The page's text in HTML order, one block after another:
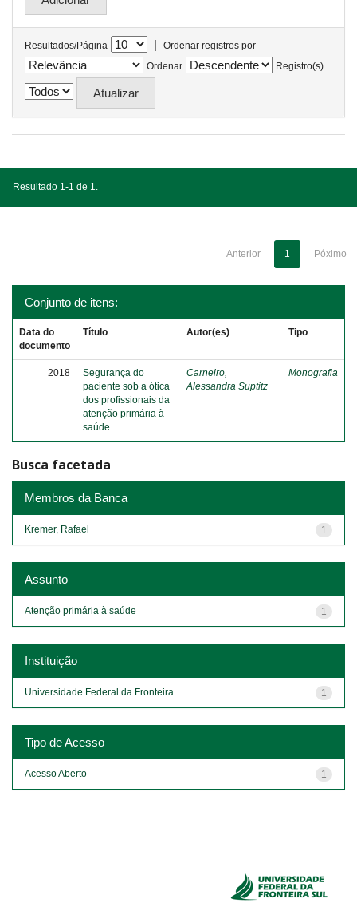
Resultados/Página |
Ordenar registros por
Ordenar
Registro(s)
Resultado 1-1 de 1.
Anterior 1 Póximo
Conjunto de itens:
Data do
documento
Título Autor(es) Tipo
2018
Segurança do
paciente sob a ótica
dos profissionais da
atenção primária à
saúde
Carneiro,
Alessandra Suptitz
Monografia
Busca facetada
Membros da Banca
1
Kremer, Rafael
Assunto
1
Atenção primária à saúde
Instituição
1
Universidade Federal da Fronteira...
Tipo de Acesso
1
Acesso Aberto